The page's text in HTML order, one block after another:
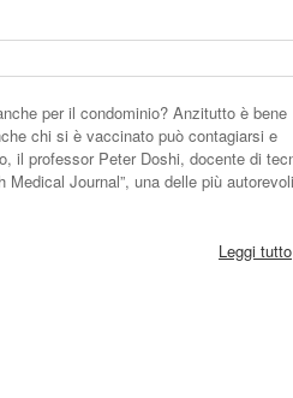
per il condominio? Anzitutto è bene
chi si è vaccinato può contagiarsi e
il professor Peter Doshi, docente di
Journal”, una delle più autorevoli
Leggi tutto